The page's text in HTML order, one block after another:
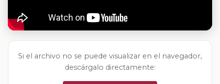
Si el archivo no se puede visualizar en el navegador,
descárgalo directamente: